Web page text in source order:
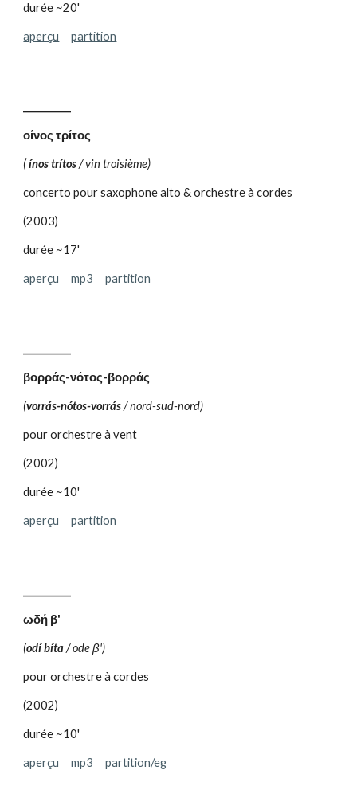
durée ~20'
aperçu partition
οίνος τρίτος
(ínos trítos/ vin troisième)
concerto pour saxophone alto & orchestre à cordes
(2003)
durée ~17'
aperçu mp3 partition
βορράς-νότος-βορράς
(vorrás-nótos-vorrás/ nord-sud-nord)
pour orchestre à vent
(2002)
durée ~10'
aperçu partition
ωδή β'
(odí bíta/ ode β')
pour orchestre à cordes
(2002)
durée ~10'
aperçu mp3 partition/eg